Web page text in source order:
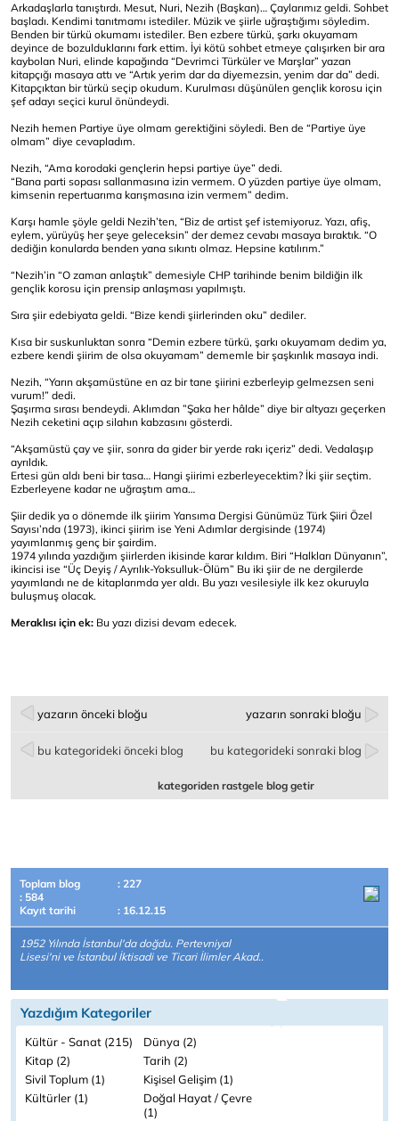
Arkadaşlarla tanıştırdı. Mesut, Nuri, Nezih (Başkan)… Çaylarımız geldi. Sohbet
başladı. Kendimi tanıtmamı istediler. Müzik ve şiirle uğraştığımı söyledim.
Benden bir türkü okumamı istediler. Ben ezbere türkü, şarkı okuyamam
deyince de bozulduklarını fark ettim. İyi kötü sohbet etmeye çalışırken bir ara
kaybolan Nuri, elinde kapağında “Devrimci Türküler ve Marşlar” yazan
kitapçığı masaya attı ve “Artık yerim dar da diyemezsin, yenim dar da” dedi.
Kitapçıktan bir türkü seçip okudum. Kurulması düşünülen gençlik korosu için
şef adayı seçici kurul önündeydi.
Nezih hemen Partiye üye olmam gerektiğini söyledi. Ben de “Partiye üye
olmam” diye cevapladım.
Nezih, “Ama korodaki gençlerin hepsi partiye üye” dedi.
“Bana parti sopası sallanmasına izin vermem. O yüzden partiye üye olmam,
kimsenin repertuarıma karışmasına izin vermem” dedim.
Karşı hamle şöyle geldi Nezih’ten, “Biz de artist şef istemiyoruz. Yazı, afiş,
eylem, yürüyüş her şeye geleceksin” der demez cevabı masaya bıraktık. “O
dediğin konularda benden yana sıkıntı olmaz. Hepsine katılırım.”
“Nezih’in “O zaman anlaştık” demesiyle CHP tarihinde benim bildiğin ilk
gençlik korosu için prensip anlaşması yapılmıştı.
Sıra şiir edebiyata geldi. “Bize kendi şiirlerinden oku” dediler.
Kısa bir suskunluktan sonra “Demin ezbere türkü, şarkı okuyamam dedim ya,
ezbere kendi şiirim de olsa okuyamam” dememle bir şaşkınlık masaya indi.
Nezih, “Yarın akşamüstüne en az bir tane şiirini ezberleyip gelmezsen seni
vurum!” dedi.
Şaşırma sırası bendeydi. Aklımdan ”Şaka her hâlde” diye bir altyazı geçerken
Nezih ceketini açıp silahın kabzasını gösterdi.
“Akşamüstü çay ve şiir, sonra da gider bir yerde rakı içeriz” dedi. Vedalaşıp
ayrıldık.
Ertesi gün aldı beni bir tasa… Hangi şiirimi ezberleyecektim? İki şiir seçtim.
Ezberleyene kadar ne uğraştım ama…
Şiir dedik ya o dönemde ilk şiirim Yansıma Dergisi Günümüz Türk Şiiri Özel
Sayısı’nda (1973), ikinci şiirim ise Yeni Adımlar dergisinde (1974)
yayımlanmış genç bir şairdim.
1974 yılında yazdığım şiirlerden ikisinde karar kıldım. Biri “Halkları Dünyanın”,
ikincisi ise “Üç Deyiş / Ayrılık-Yoksulluk-Ölüm” Bu iki şiir de ne dergilerde
yayımlandı ne de kitaplarımda yer aldı. Bu yazı vesilesiyle ilk kez okuruyla
buluşmuş olacak.
Meraklısı için ek: Bu yazı dizisi devam edecek.
yazarın önceki bloğu yazarın sonraki bloğu
bu kategorideki önceki blog bu kategorideki sonraki blog
kategoriden rastgele blog getir
Toplam blog
: 227
: 584
Kayıt tarihi
: 16.12.15
1952 Yılında İstanbul'da doğdu. Pertevniyal
Lisesi'ni ve İstanbul İktisadi ve Ticari İlimler Akad..
Yazdığım Kategoriler
Kültür - Sanat (215)
Dünya (2)
Kitap (2)
Tarih (2)
Sivil Toplum (1)
Kişisel Gelişim (1)
Kültürler (1)
Doğal Hayat / Çevre
(1)